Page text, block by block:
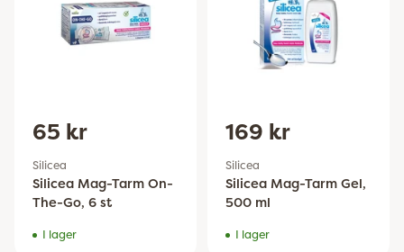
65 kr
Silicea
Silicea Mag-Tarm On-
The-Go, 6 st
I lager
169 kr
Silicea
Silicea Mag-Tarm Gel,
500 ml
I lager